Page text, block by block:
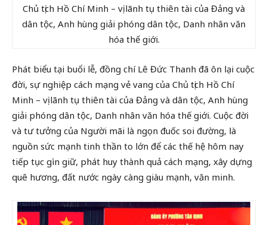
Chủ tịch Hồ Chí Minh – vị lãnh tụ thiên tài của Đảng và
dân tộc, Anh hùng giải phóng dân tộc, Danh nhân văn
hóa thế giới.
Phát biểu tại buổi lễ, đồng chí Lê Đức Thanh đã ôn lại cuộc
đời, sự nghiệp cách mạng vẻ vang của Chủ tịch Hồ Chí
Minh – vị lãnh tụ thiên tài của Đảng và dân tộc, Anh hùng
giải phóng dân tộc, Danh nhân văn hóa thế giới. Cuộc đời
và tư tưởng của Người mãi là ngọn đuốc soi đường, là
nguồn sức mạnh tinh thần to lớn để các thế hệ hôm nay
tiếp tục gìn giữ, phát huy thành quả cách mạng, xây dựng
quê hương, đất nước ngày càng giàu mạnh, văn minh.